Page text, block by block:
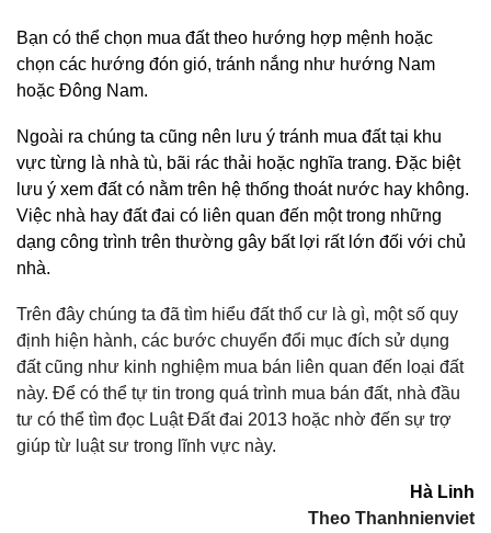
Bạn có thể chọn mua đất theo hướng hợp mệnh hoặc
chọn các hướng đón gió, tránh nắng như hướng Nam
hoặc Đông Nam.
Ngoài ra chúng ta cũng nên lưu ý tránh mua đất tại khu
vực từng là nhà tù, bãi rác thải hoặc nghĩa trang. Đặc biệt
lưu ý xem đất có nằm trên hệ thống thoát nước hay không.
Việc nhà hay đất đai có liên quan đến một trong những
dạng công trình trên thường gây bất lợi rất lớn đối với chủ
nhà.
Trên đây chúng ta đã tìm hiểu đất thổ cư là gì, một số quy
định hiện hành, các bước chuyển đổi mục đích sử dụng
đất cũng như kinh nghiệm mua bán liên quan đến loại đất
này. Để có thể tự tin trong quá trình mua bán đất, nhà đầu
tư có thể tìm đọc Luật Đất đai 2013 hoặc nhờ đến sự trợ
giúp từ luật sư trong lĩnh vực này.
Hà Linh
Theo Thanhnienviet